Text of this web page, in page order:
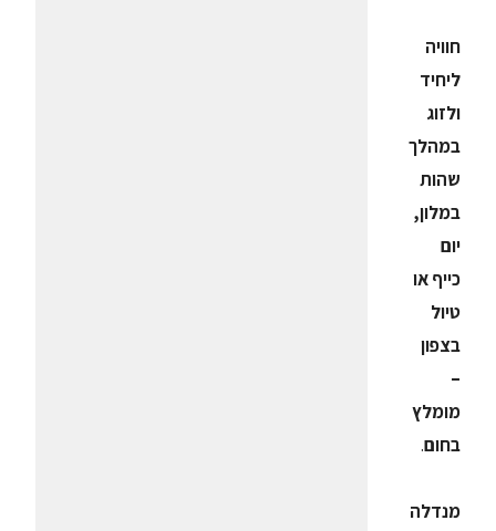
חוויה
ליחיד
ולזוג
במהלך
שהות
במלון,
יום
כייף או
טיול
בצפון
–
מומלץ
בחום.
מנדלה